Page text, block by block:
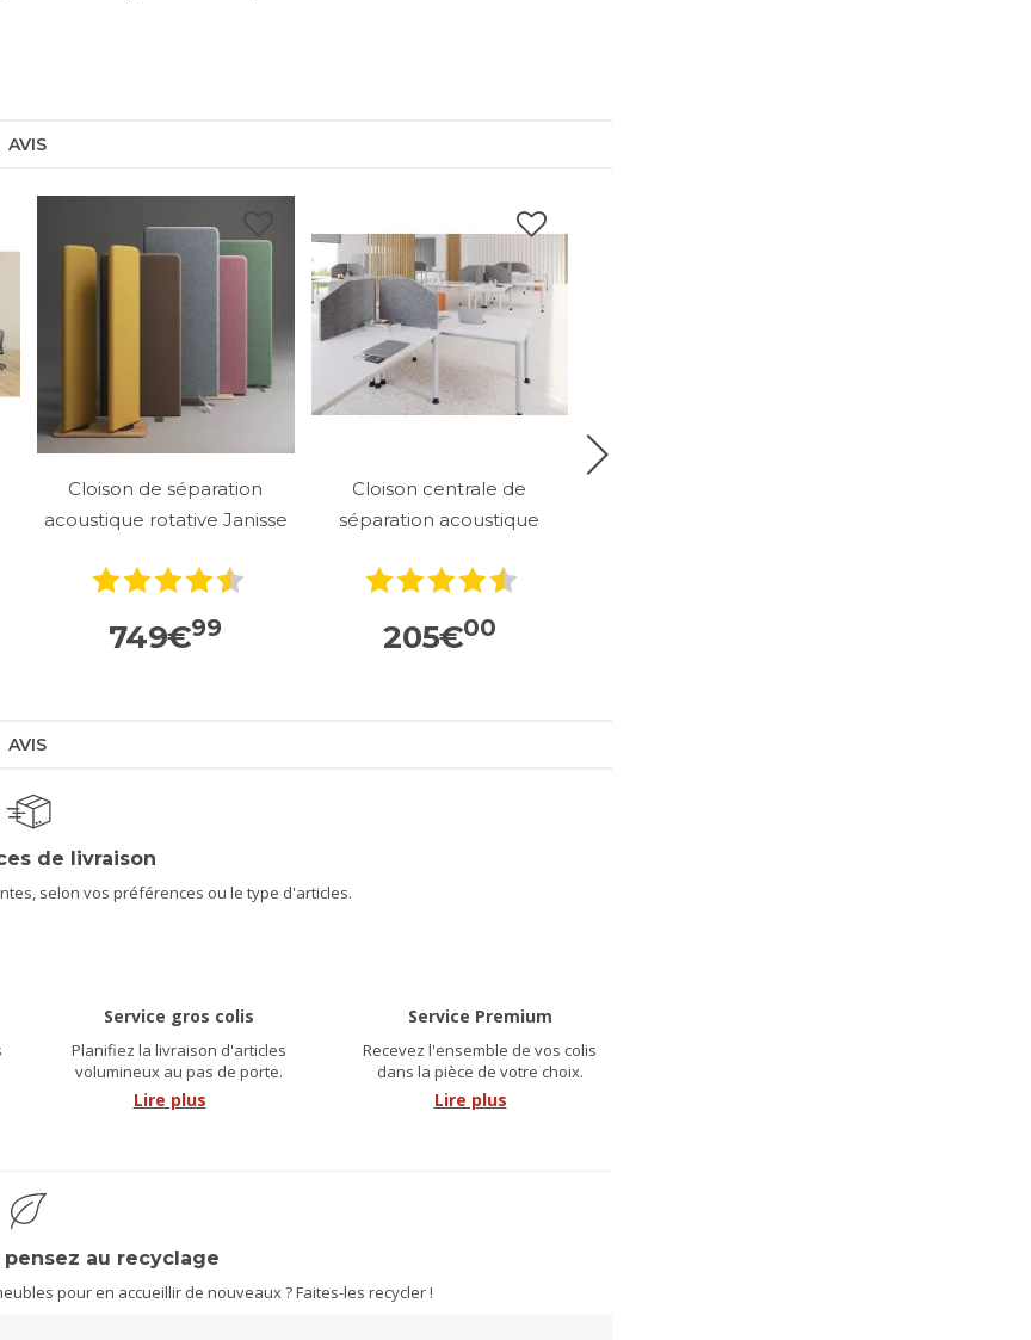
AVIS
Cloison de séparation
acoustique rotative Janisse
749€99
Cloison centrale de
séparation acoustique
205€00
AVIS
de livraison
selon vos préférences ou le type d'articles.
Service gros colis
Planifiez la livraison d'articles
volumineux au pas de porte.
Lire plus
Service Premium
Recevez l'ensemble de vos colis
dans la pièce de votre choix.
Lire plus
au recyclage
pour en accueillir de nouveaux ? Faites-les recycler !